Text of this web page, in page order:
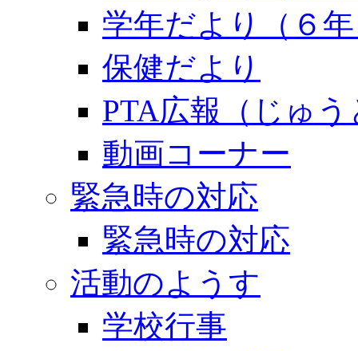
学年だより（６
保健だより
PTA広報（じゅ
動画コーナー
緊急時の対応
緊急時の対応
活動のようす
学校行事